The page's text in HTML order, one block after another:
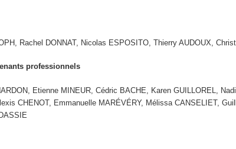
Rachel DONNAT, Nicolas ESPOSITO, Thierry AUDOUX,
professionnels
Etienne MINEUR, Cédric BACHE, Karen GUILLOREL,
CHENOT, Emmanuelle MARÉVÉRY, Mélissa CANSELIET,